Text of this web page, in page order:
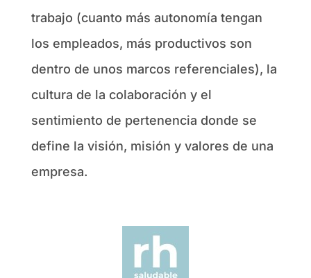
trabajo (cuanto más autonomía tengan
los empleados, más productivos son
dentro de unos marcos referenciales), la
cultura de la colaboración y el
sentimiento de pertenencia donde se
define la visión, misión y valores de una
empresa.